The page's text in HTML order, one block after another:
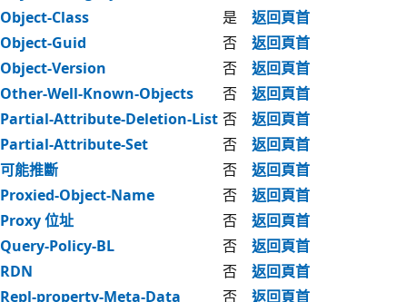
Object-Class
是
返回頁首
Object-Guid
否
返回頁首
Object-Version
否
返回頁首
Other-Well-Known-Objects
否
返回頁首
Partial-Attribute-Deletion-List 否
返回頁首
Partial-Attribute-Set
否
返回頁首
可能推斷
否
返回頁首
Proxied-Object-Name
否
返回頁首
Proxy 位址
否
返回頁首
Query-Policy-BL
否
返回頁首
RDN
否
返回頁首
Repl-property-Meta-Data
否 返回頁首